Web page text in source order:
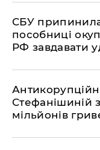
СБУ припинила
пособниці
РФ завдавати
Стефанішиній
мільйонів